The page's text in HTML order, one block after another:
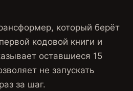
который берёт
кодовой книги и
оставшиеся 15
не запускать
за шаг.